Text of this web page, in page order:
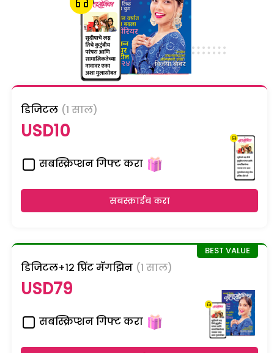
डिजिटल (1 साल)
USD10
सबस्क्रिप्शन गिफ्ट करा
सबस्क्राईब करा
डिजिटल+१२ प्रिंट मॅगझिन (1 साल)
USD79
सबस्क्रिप्शन गिफ्ट करा